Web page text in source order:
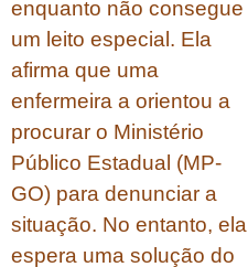
enquanto não consegue
um leito especial. Ela
afirma que uma
enfermeira a orientou a
procurar o Ministério
Público Estadual (MP-
GO) para denunciar a
situação. No entanto, ela
espera uma solução do